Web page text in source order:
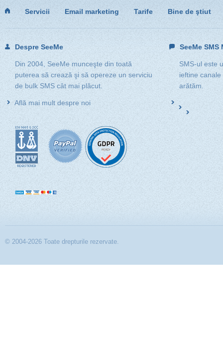
Servicii Email marketing Tarife Bine de ştiut
Despre SeeMe
Din 2004, SeeMe munceşte din toată
puterea să crează şi să opereze un serviciu
de bulk SMS cât mai plăcut.
Află mai mult despre noi
SeeMe
SMS-ul este
ieftine
arătăm.
© 2004-2026 Toate drepturile rezervate.